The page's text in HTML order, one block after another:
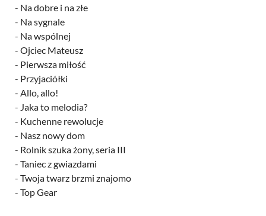
- Na dobre i na złe
- Na sygnale
- Na wspólnej
- Ojciec Mateusz
- Pierwsza miłość
- Przyjaciółki
- Allo, allo!
- Jaka to melodia?
- Kuchenne rewolucje
- Nasz nowy dom
- Rolnik szuka żony, seria III
- Taniec z gwiazdami
- Twoja twarz brzmi znajomo
- Top Gear